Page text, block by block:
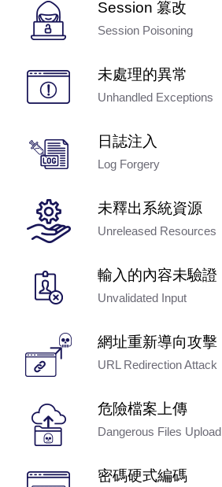
Session 篡改
Session Poisoning
未處理的異常
Unhandled Exceptions
日誌注入
Log Forgery
未釋出系統資源
Unreleased Resources
輸入的內容未驗證
Unvalidated Input
網址重新導向攻擊
URL Redirection Attack
危險檔案上傳
Dangerous Files Upload
密碼硬式編碼